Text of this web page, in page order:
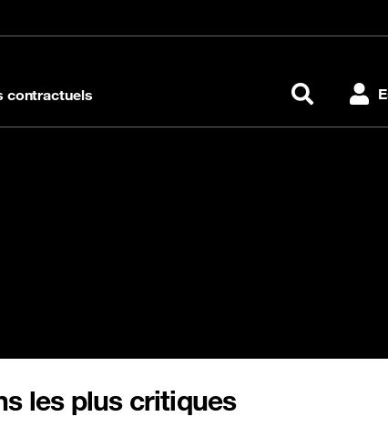
contractuels Rechercher
les plus critiques